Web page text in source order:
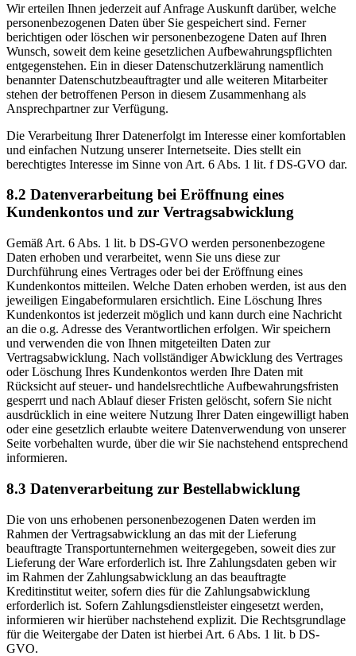
Wir erteilen Ihnen jederzeit auf Anfrage Auskunft darüber, welche
personenbezogenen Daten über Sie gespeichert sind. Ferner
berichtigen oder löschen wir personenbezogene Daten auf Ihren
Wunsch, soweit dem keine gesetzlichen Aufbewahrungspflichten
entgegenstehen. Ein in dieser Datenschutzerklärung namentlich
benannter Datenschutzbeauftragter und alle weiteren Mitarbeiter
stehen der betroffenen Person in diesem Zusammenhang als
Ansprechpartner zur Verfügung.
Die Verarbeitung Ihrer Datenerfolgt im Interesse einer komfortablen
und einfachen Nutzung unserer Internetseite. Dies stellt ein
berechtigtes Interesse im Sinne von Art. 6 Abs. 1 lit. f DS-GVO dar.
8.2 Datenverarbeitung bei Eröffnung eines
Kundenkontos und zur Vertragsabwicklung
Gemäß Art. 6 Abs. 1 lit. b DS-GVO werden personenbezogene
Daten erhoben und verarbeitet, wenn Sie uns diese zur
Durchführung eines Vertrages oder bei der Eröffnung eines
Kundenkontos mitteilen. Welche Daten erhoben werden, ist aus den
jeweiligen Eingabeformularen ersichtlich. Eine Löschung Ihres
Kundenkontos ist jederzeit möglich und kann durch eine Nachricht
an die o.g. Adresse des Verantwortlichen erfolgen. Wir speichern
und verwenden die von Ihnen mitgeteilten Daten zur
Vertragsabwicklung. Nach vollständiger Abwicklung des Vertrages
oder Löschung Ihres Kundenkontos werden Ihre Daten mit
Rücksicht auf steuer- und handelsrechtliche Aufbewahrungsfristen
gesperrt und nach Ablauf dieser Fristen gelöscht, sofern Sie nicht
ausdrücklich in eine weitere Nutzung Ihrer Daten eingewilligt haben
oder eine gesetzlich erlaubte weitere Datenverwendung von unserer
Seite vorbehalten wurde, über die wir Sie nachstehend entsprechend
informieren.
8.3 Datenverarbeitung zur Bestellabwicklung
Die von uns erhobenen personenbezogenen Daten werden im
Rahmen der Vertragsabwicklung an das mit der Lieferung
beauftragte Transportunternehmen weitergegeben, soweit dies zur
Lieferung der Ware erforderlich ist. Ihre Zahlungsdaten geben wir
im Rahmen der Zahlungsabwicklung an das beauftragte
Kreditinstitut weiter, sofern dies für die Zahlungsabwicklung
erforderlich ist. Sofern Zahlungsdienstleister eingesetzt werden,
informieren wir hierüber nachstehend explizit. Die Rechtsgrundlage
für die Weitergabe der Daten ist hierbei Art. 6 Abs. 1 lit. b DS-
GVO.